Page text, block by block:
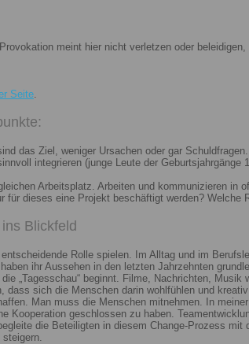
meint hier nicht verletzen oder
Seite.
das Ziel, weniger Ursachen oder gar Schuldfragen.
integrieren (junge Leute der
Arbeitsplatz. Arbeiten und kommunizieren in
dieses eine Projekt beschäftigt werden? Welche
Blickfeld
Rolle spielen. Im Alltag und im
ihr Aussehen in den letzten Jahrzehnten
„Tagesschau“ beginnt. Filme, Nachrichten,
sich die Menschen darin wohlfühlen und
Man muss die Menschen mitnehmen. In
Kooperation geschlossen zu haben.
die Beteiligten in diesem Change-Prozess
steigern.